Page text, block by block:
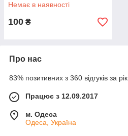
Немає в наявності
100 ₴
Про нас
83% позитивних з 360 відгуків за рік
Працює з 12.09.2017
м. Одеса
Одеса, Україна